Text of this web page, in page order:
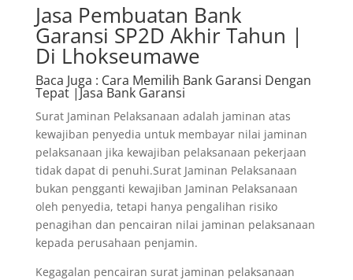
Jasa Pembuatan Bank
Garansi SP2D Akhir Tahun |
Di Lhokseumawe
Baca Juga : Cara Memilih Bank Garansi Dengan
Tepat |Jasa Bank Garansi
Surat Jaminan Pelaksanaan adalah jaminan atas
kewajiban penyedia untuk membayar nilai jaminan
pelaksanaan jika kewajiban pelaksanaan pekerjaan
tidak dapat di penuhi.Surat Jaminan Pelaksanaan
bukan pengganti kewajiban Jaminan Pelaksanaan
oleh penyedia, tetapi hanya pengalihan risiko
penagihan dan pencairan nilai jaminan pelaksanaan
kepada perusahaan penjamin.
Kegagalan pencairan surat jaminan pelaksanaan